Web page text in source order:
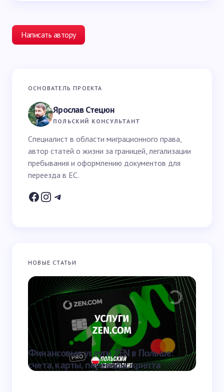
Написать автору
Ваш адрес email не будет опубликован.
Ваш вопрос *
Ваше имя *
Email *
Запомнить имя и email для следующих
комментариев
Отправить
ОСНОВАТЕЛЬ ПРОЕКТА
Ярослав Стецюн
ПОЛЬСКИЙ КОНСУЛЬТАНТ
Специалист в области миграционного права,
автор статей о жизни за границей, легализации
пребывания и оформлению документов для
переезда в ЕС.
НОВЫЕ СТАТЬИ
Финансовые услуги ZEN в Польше:
счета, карты, переводы, крипта